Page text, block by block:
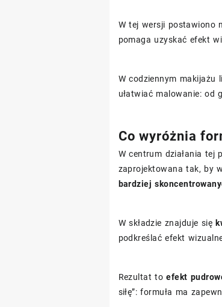
W tej wersji postawiono
pomaga uzyskać efekt
W codziennym
ułatwiać malowanie: od
Co wyróżnia
W centrum działania tej
zaprojektowana tak, by
bardziej
W składzie znajduje się
podkreślać efekt
Rezultat toefekt
siłę”: formuła ma